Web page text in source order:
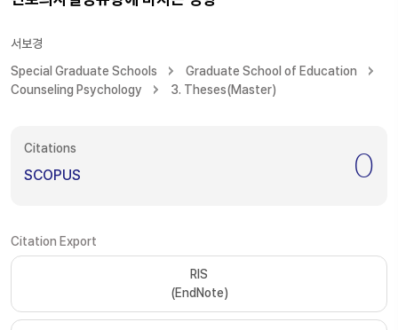
서보경
Special Graduate Schools
Graduate School of Education
Counseling Psychology
3. Theses(Master)
Citations
SCOPUS 0
Citation Export
RIS
(EndNote)